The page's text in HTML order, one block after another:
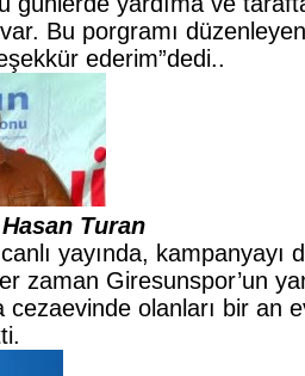
Bu porgramı
ederim”dedi..
Hasan Turan
canlı yayında, kampanyayı
zaman Giresunspor’un
cezaevinde olanları bir an